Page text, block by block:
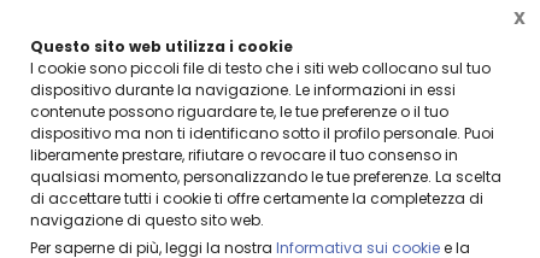
Questo sito web utilizza i cookie
I cookie sono piccoli file di testo che i siti web collocano sul tuo
dispositivo durante la navigazione. Le informazioni in essi
contenute possono riguardare te, le tue preferenze o il tuo
dispositivo ma non ti identificano sotto il profilo personale. Puoi
liberamente prestare, rifiutare o revocare il tuo consenso in
qualsiasi momento, personalizzando le tue preferenze. La scelta
di accettare tutti i cookie ti offre certamente la completezza di
navigazione di questo sito web.
Per saperne di più, leggi la nostra Informativa sui cookiee la
X
BENVENUTI DA LEANZA GROUP
Home Prodotti & Servizi SERVIZI PRODUZIONE CALCESTRUZZO